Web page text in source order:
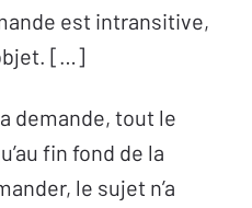
est intransitive,
[…]
demande, tout le
fin fond de la
le sujet n’a